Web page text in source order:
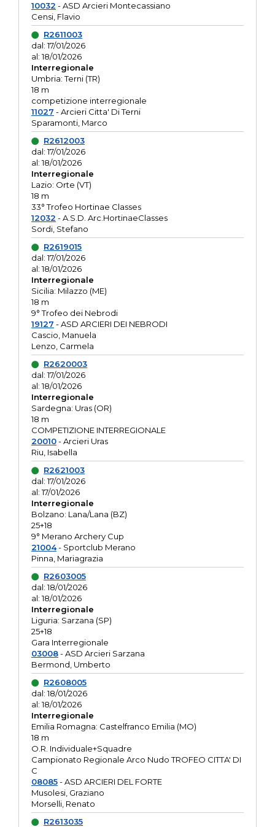
10032 - ASD Arcieri Montecassiano
Censi, Flavio
R2611003
dal: 17/01/2026
al: 18/01/2026
Interregionale
Umbria: Terni (TR)
18 m
competizione interregionale
11027 - Arcieri Citta' Di Terni
Sparamonti, Marco
R2612003
dal: 17/01/2026
al: 18/01/2026
Interregionale
Lazio: Orte (VT)
18 m
33° Trofeo Hortinae Classes
12032 - A.S.D. Arc.HortinaeClasses
Sordi, Stefano
R2619015
dal: 17/01/2026
al: 18/01/2026
Interregionale
Sicilia: Milazzo (ME)
18 m
9° Trofeo dei Nebrodi
19127 - ASD ARCIERI DEI NEBRODI
Cascio, Manuela
Lenzo, Carmela
R2620003
dal: 17/01/2026
al: 18/01/2026
Interregionale
Sardegna: Uras (OR)
18 m
COMPETIZIONE INTERREGIONALE
20010- Arcieri Uras
Riu, Isabella
R2621003
dal: 17/01/2026
al: 17/01/2026
Interregionale
Bolzano: Lana/Lana (BZ)
25+18
9° Merano Archery Cup
21004- Sportclub Merano
Pinna, Mariagrazia
R2603005
dal: 18/01/2026
al: 18/01/2026
Interregionale
Liguria: Sarzana (SP)
25+18
Gara Interregionale
03008- ASD Arcieri Sarzana
Bermond, Umberto
R2608005
dal: 18/01/2026
al: 18/01/2026
Interregionale
Emilia Romagna: Castelfranco Emilia (MO)
18 m
O.R. Individuale+Squadre
Campionato Regionale Arco Nudo TROFEO CITTA' DI
C
08085- ASD ARCIERI DEL FORTE
Musolesi, Graziano
Morselli, Renato
R2613035